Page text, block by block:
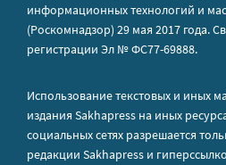
информационных технологий и
(Роскомнадзор) 29 мая 2017 года.
регистрации Эл № ФС77-69888.
Использование текстовых и иных
издания Sakhapress на иных
социальных сетях разрешается
редакции Sakhapress и